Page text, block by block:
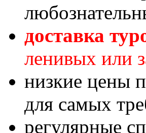
доставка
ленивых или
низкие цены
для самых
регулярные